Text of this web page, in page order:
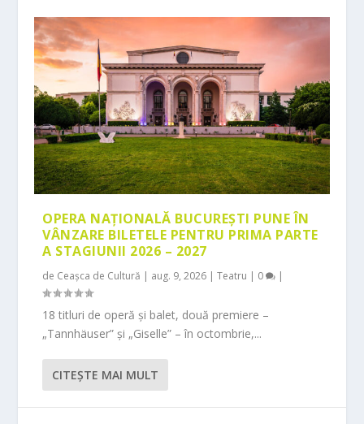
OPERA NAȚIONALĂ BUCUREȘTI PUNE ÎN
VÂNZARE BILETELE PENTRU PRIMA PARTE
A STAGIUNII 2026 – 2027
de Ceașca de Cultură | aug. 9, 2026 |Teatru | 0 |
18 titluri de operă și balet, două premiere –
„Tannhäuser” și „Giselle” – în octombrie,...
CITEŞTE MAI MULT